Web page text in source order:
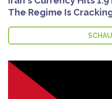
The Regime Is